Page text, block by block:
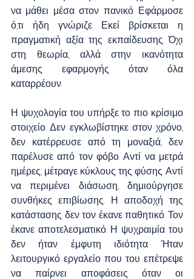
να μάθει μέσα στον πανικό. Εφάρμοσε
ό,τι ήδη γνώριζε. Εκεί βρίσκεται η
πραγματική αξία της εκπαίδευσης. Όχι
στη θεωρία, αλλά στην ικανότητα
άμεσης εφαρμογής όταν όλα
καταρρέουν.
Η ψυχολογία του υπήρξε το πιο κρίσιμο
στοιχείο. Δεν εγκλωβίστηκε στον χρόνο,
δεν κατέρρευσε από τη μοναξιά, δεν
παρέλυσε από τον φόβο. Αντί να μετρά
ημέρες, μέτραγε κύκλους της φύσης. Αντί
να περιμένει διάσωση, δημιούργησε
συνθήκες επιβίωσης. Η αποδοχή της
κατάστασης δεν τον έκανε παθητικό. Τον
έκανε αποτελεσματικό. Η ψυχραιμία του
δεν ήταν έμφυτη ιδιότητα. Ήταν
λειτουργικό εργαλείο που του επέτρεψε
να παίρνει αποφάσεις όταν οι